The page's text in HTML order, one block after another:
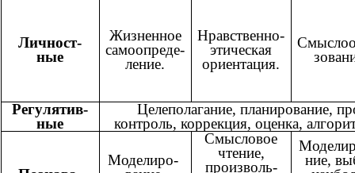
Личност-
ные
Жизненное
самоопреде-
ление.
Нравственно-
этическая
ориентация.
Регулятив-
ные
Целеполагание, планирование,
контроль, коррекция, оценка,
Моделиро-
Смысловое
чтение,
произволь-
ние,